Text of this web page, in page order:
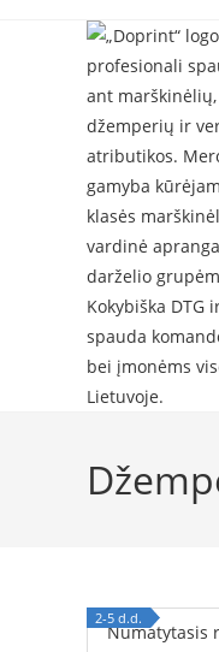
2-5 d.d.
2-5 d.d.